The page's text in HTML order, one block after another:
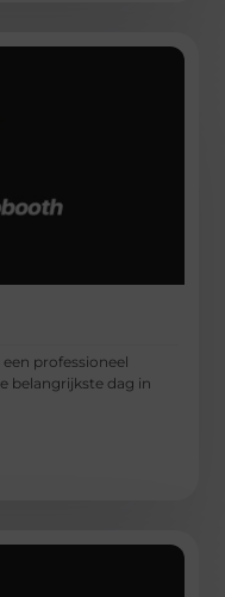
professioneel
belangrijkste dag in